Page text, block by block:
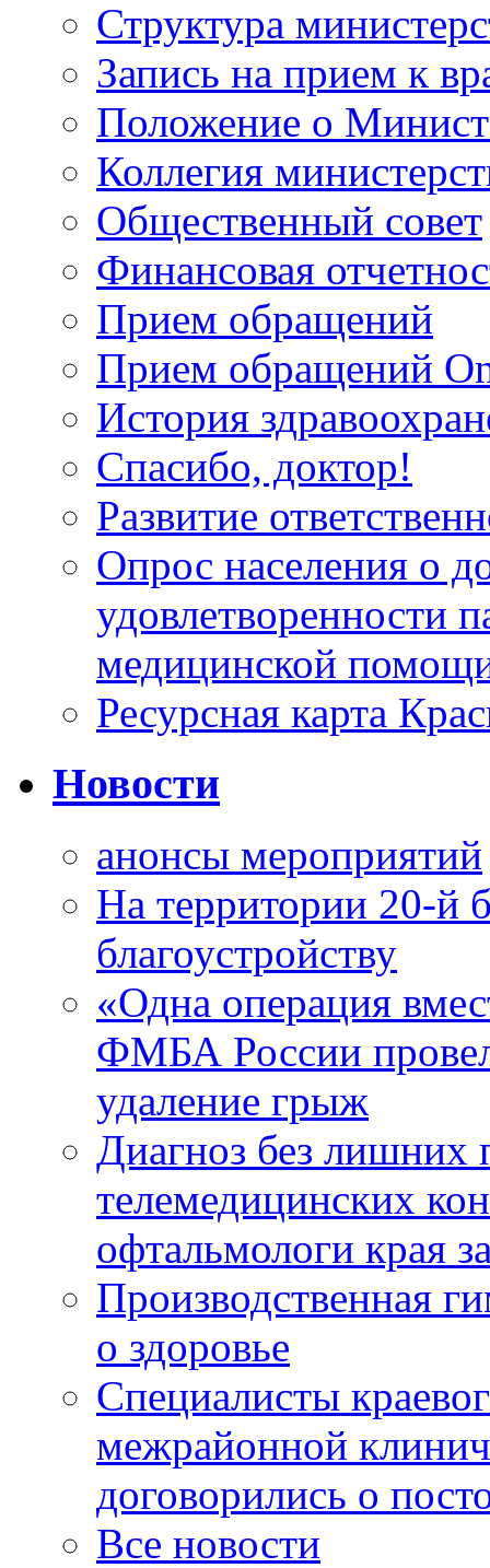
Структура
Запись на прием к
Положение о
Коллегия
Общественный совет
Финансовая
Прием обращений
Прием обращений
История
Спасибо, доктор!
Развитие
Опрос населения о
удовлетворенности
медицинской
Ресурсная карта
Новости
анонсы мероприятий
На территории 20-й
благоустройству
«Одна операция
ФМБА России
удаление грыж
Диагноз без лишних
телемедицинских
офтальмологи края
Производственная
о здоровье
Специалисты
межрайонной
договорились о
Все новости